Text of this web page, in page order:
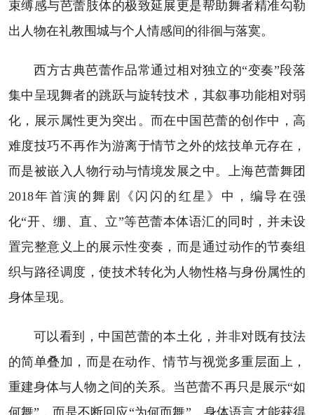
束缚感与芭蕾肢体的极致延展更是帮助舞者精准勾勒
出人物在礼教围城与个人情感间的徘徊与落寞。
西方古典芭蕾作品常通过相对独立的“变奏”段落
集中呈现舞者的跳跃与旋转技术，其叙事功能相对弱
化，展示属性更为突出。而在中国芭蕾的创作中，高
难度技巧不再作为游离于情节之外的炫技单元存在，
而是被嵌入人物行动与情境发展之中。上海芭蕾舞团
2018年首演的舞剧《闪闪的红星》中，编导在强
化“开、绷、直、立”等芭蕾本体语汇的同时，并未设
置完整意义上的展示性变奏，而是通过动作的节奏组
织与路径调度，使技术转化为人物性格与身份属性的
身体呈现。
可以看到，中国芭蕾的本土化，并非对既有技法
的简单叠加，而是在动作、情节与视觉多重层面上，
重建身体与人物之间的关系。当芭蕾不再只是展示“如